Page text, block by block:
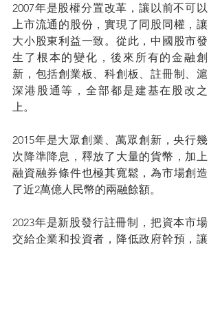
2007年是股權分置改革，讓以前不可以
上市流通的股份，實現了同股同權，讓
大小股東利益一致。從此，中國股市發
生了根本的變化，後來所有的金融創
新，包括創業板、科創板、註冊制、滬
深港股通等，全部都是建基在股改之
上。
2015年是大眾創業、萬眾創新，央行幾
次降準降息，釋放了大量的貨幣，加上
融資融券條件也極其寬鬆，為市場創造
了近2萬億人民幣的兩融餘額。
2023年是新股發行註冊制，把資本市場
交給企業和投資者，降低政府幹預，讓